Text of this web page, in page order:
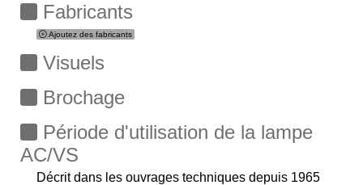
Fabricants
Ajoutez des fabricants
Visuels
Brochage
Période d'utilisation de la lampe
AC/VS
Décrit dans les ouvrages techniques depuis 1965